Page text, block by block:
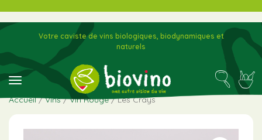
toggle navigation
Votre caviste de vins biologiques, biodynamiques et
naturels
Accueil/Vins/Vin Rouge/ Les Crays